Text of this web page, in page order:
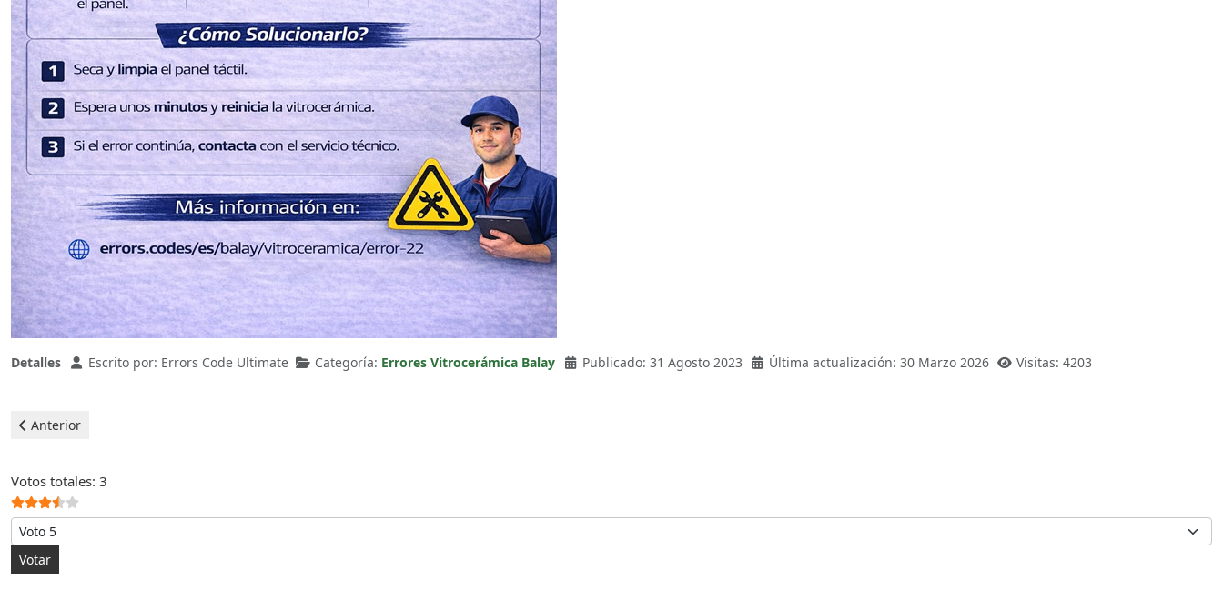
Detalles Escrito por: Errors Code Ultimate Categoría: Errores Vitrocerámica Balay Publicado: 31 Agosto 2023 Última actualización: 30 Marzo 2026 Visitas: 4203
Artículo anterior: Balay Vitrocerámicas - error 9
Anterior
Ratio: 3.5/5
Votos totales: 3
Por favor, vote